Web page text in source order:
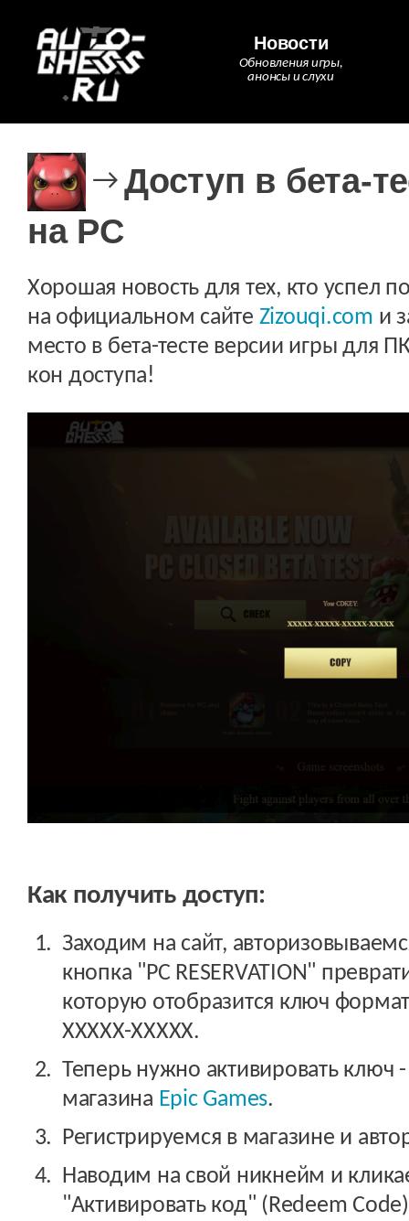
Новости
Обновления игры,
анонсы и слухи
→Доступ в бета-
на PC
Хорошая новость для тех, кто успел
на официальном сайте Zizouqi.com и
место в бета-тесте версии игры для
кон доступа!
Как получить доступ:
Заходим на сайт,
кнопка "PC RESERVATION"
которую отобразится ключ
XXXXX-XXXXX.
Теперь нужно активировать ключ
магазина Epic Games.
Регистрируемся в магазине и
Наводим на свой никнейм и
"Активировать код" (Redeem